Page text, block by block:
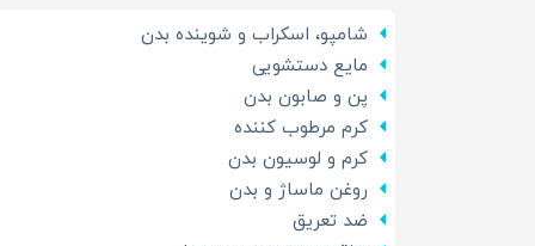
شامپو، اسکراب و شوینده بدن
مایع دستشویی
پن و صابون بدن
کرم مرطوب کننده
کرم و لوسیون بدن
روغن ماساژ و بدن
ضد تعریق